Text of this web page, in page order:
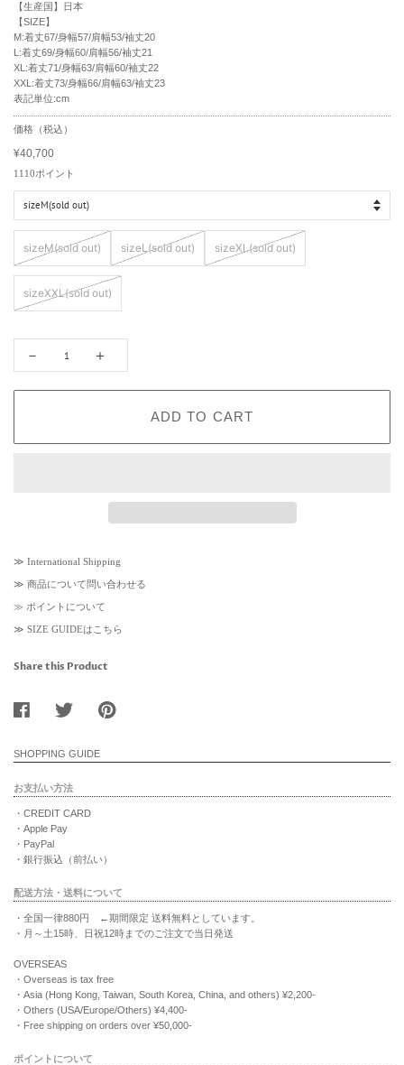
【生産国】日本
【SIZE】
M:着丈67/身幅57/肩幅53/袖丈20
L:着丈69/身幅60/肩幅56/袖丈21
XL:着丈71/身幅63/肩幅60/袖丈22
XXL:着丈73/身幅66/肩幅63/袖丈23
表記単位:cm
R
e
g
u
p
c
価格（税込）
S
a
r
e
¥40,700
1110ポイント
sizeM(sold out) sizeL(sold out) sizeXL(sold out)
sizeXXL(sold out)
－ ＋
ADD TO CART
≫ International Shipping
≫ 商品について問い合わせる
≫ ポイントについて
≫ SIZE GUIDEはこちら
Share this Product
SHOPPING GUIDE
お支払い方法
・CREDIT CARD
・Apple Pay
・PayPal
・銀行振込（前払い）
配送方法・送料について
・全国一律880円 ←期間限定 送料無料としています。
・月～土15時、日祝12時までのご注文で当日発送
OVERSEAS
・Overseas is tax free
・Asia (Hong Kong, Taiwan, South Korea, China, and others) ¥2,200-
・Others (USA/Europe/Others) ¥4,400-
・Free shipping on orders over ¥50,000-
ポイントについて